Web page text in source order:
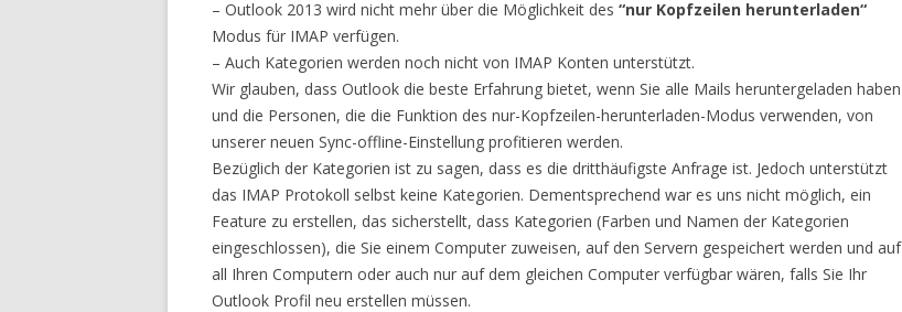
– Outlook 2013 wird nicht mehr über die Möglichkeit des “nur Kopfzeilen herunterladen“
Modus für IMAP verfügen.
– Auch Kategorien werden noch nicht von IMAP Konten unterstützt.
Wir glauben, dass Outlook die beste Erfahrung bietet, wenn Sie alle Mails heruntergeladen haben
und die Personen, die die Funktion des nur-Kopfzeilen-herunterladen-Modus verwenden, von
unserer neuen Sync-offline-Einstellung profitieren werden.
Bezüglich der Kategorien ist zu sagen, dass es die dritthäufigste Anfrage ist. Jedoch unterstützt
das IMAP Protokoll selbst keine Kategorien. Dementsprechend war es uns nicht möglich, ein
Feature zu erstellen, das sicherstellt, dass Kategorien (Farben und Namen der Kategorien
eingeschlossen), die Sie einem Computer zuweisen, auf den Servern gespeichert werden und auf
all Ihren Computern oder auch nur auf dem gleichen Computer verfügbar wären, falls Sie Ihr
Outlook Profil neu erstellen müssen.